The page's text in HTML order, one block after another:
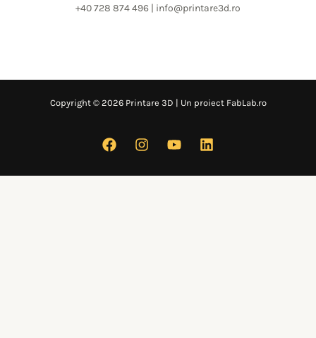
+40 728 874 496 | info@printare3d.ro
Copyright © 2026 Printare 3D | Un proiect FabLab.ro